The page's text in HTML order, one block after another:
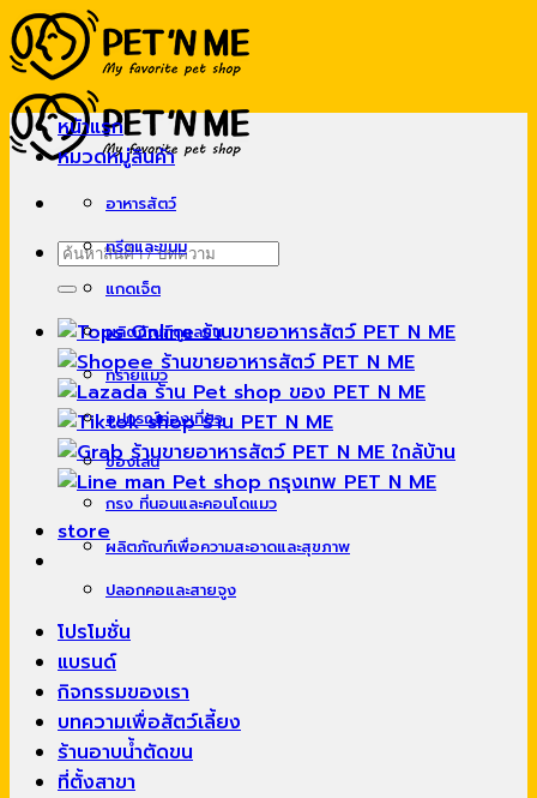
Skip
to
content
ค้นหา:
store
หน้าแรก
หมวดหมู่สินค้า
อาหารสัตว์
ทรีตและขนม
แกดเจ็ต
ผลิตภัณฑ์ดูแลขน
ทรายแมว
อุปกรณ์ท่องเที่ยว
ของเล่น
กรง ที่นอนและคอนโดแมว
ผลิตภัณฑ์เพื่อความสะอาดและสุขภาพ
ปลอกคอและสายจูง
โปรโมชั่น
แบรนด์
กิจกรรมของเรา
บทความเพื่อสัตว์เลี้ยง
ร้านอาบน้ำตัดขน
ที่ตั้งสาขา